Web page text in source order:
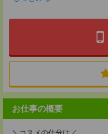
お仕事の概要